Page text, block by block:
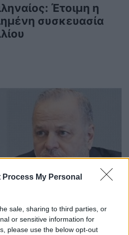
Process My Personal
sale, sharing to third parties, or
or sensitive information for
please use the below opt-out
Έτοιμη η
συσκευασία